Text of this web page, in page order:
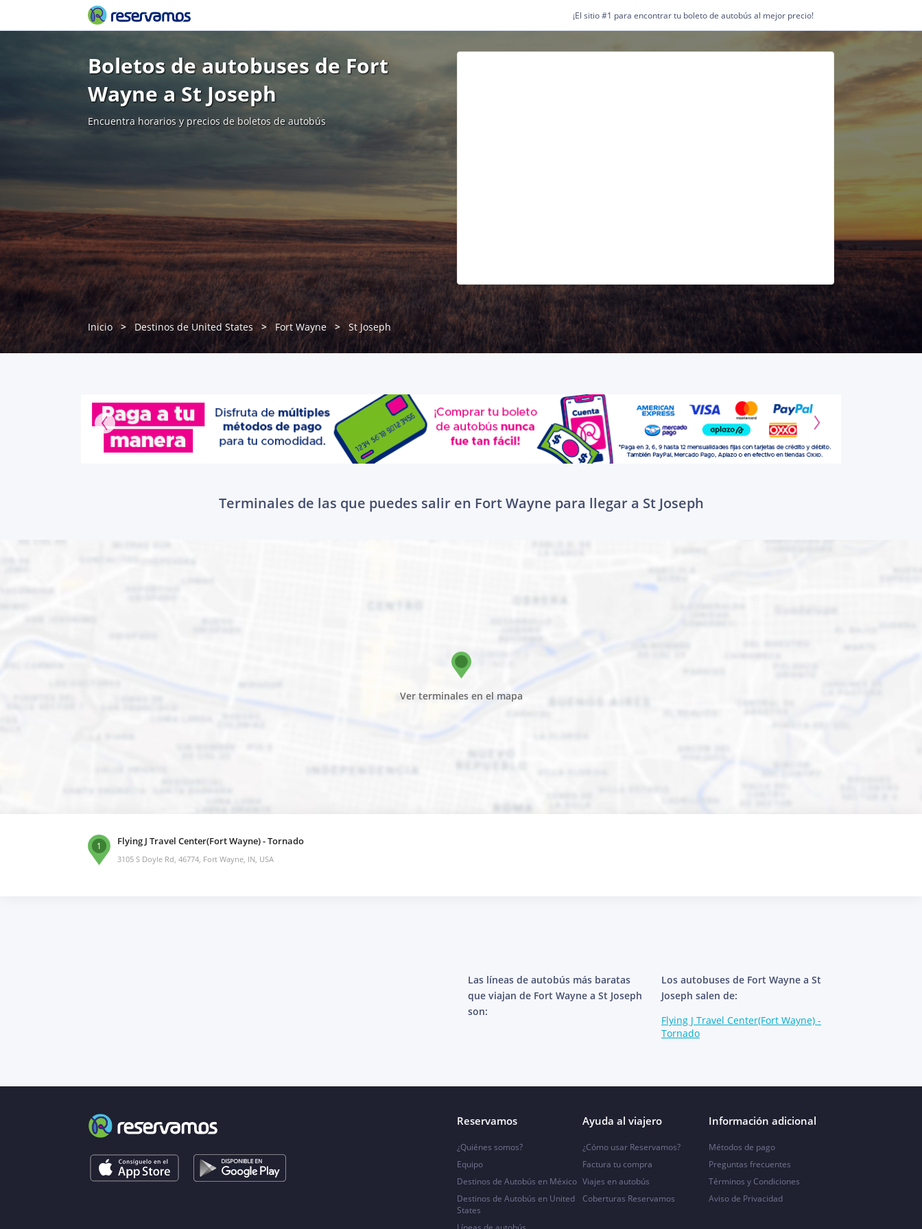
¡El sitio #1 para encontrar tu boleto de autobús al mejor precio!
Boletos de autobuses de Fort
Wayne a St Joseph
Encuentra horarios y precios de boletos de autobús
Inicio Destinos de United States Fort Wayne St Joseph
Terminales de las que puedes salir en Fort Wayne para llegar a St Joseph
Ver terminales en el mapa
1 Flying J Travel Center(Fort Wayne) - Tornado
3105 S Doyle Rd, 46774, Fort Wayne, IN, USA
Las líneas de autobús más baratas
que viajan de Fort Wayne a St Joseph
son:
Los autobuses de Fort Wayne a St
Joseph salen de:
Flying J Travel Center(Fort Wayne) -
Tornado
Reservamos
¿Quiénes somos?
Equipo
Destinos de Autobús en México
Destinos de Autobús en United
States
Ayuda al viajero
¿Cómo usar Reservamos?
Factura tu compra
Viajes en autobús
Coberturas Reservamos
Información adicional
Métodos de pago
Preguntas frecuentes
Términos y Condiciones
Aviso de Privacidad